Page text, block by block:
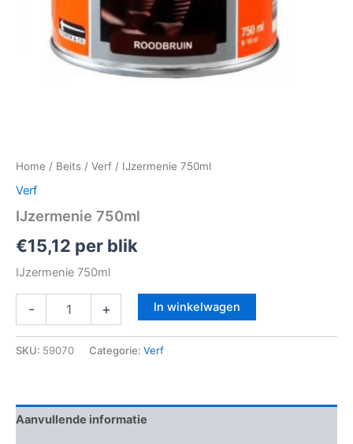
Home / Beits / Verf / IJzermenie 750ml
Verf
IJzermenie 750ml
€15,12 per blik
IJzermenie 750ml
- + In winkelwagen
SKU: 59070 Categorie: Verf
Aanvullende informatie